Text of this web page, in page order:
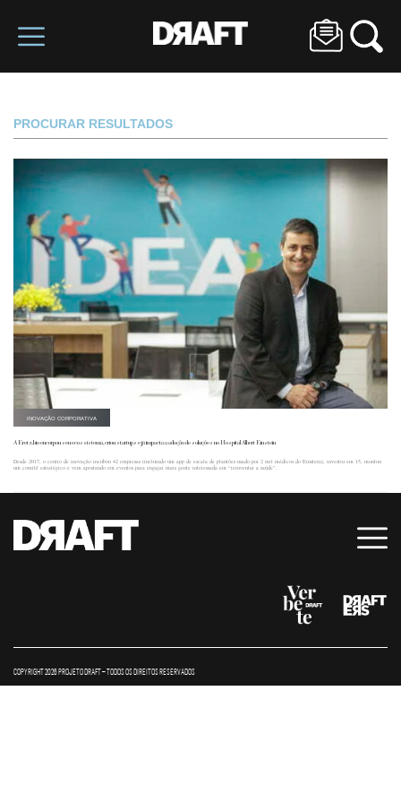
PROCURAR RESULTADOS
INOVAÇÃO CORPORATIVA
A Eretz.bio encorpou seu ecossistema, criou startups e já impacta a adoção de soluções no Hospital Albert Einstein
Desde 2017, o centro de inovação incubou 42 empresas (incluindo um app de escala de plantões usado por 2 mil médicos do Einstein), investiu em 15, montou
um comitê estratégico e vem apostando em eventos para engajar mais gente interessada em “reinventar a saúde”.
COPYRIGHT 2026 PROJETO DRAFT – TODOS OS DIREITOS RESERVADOS